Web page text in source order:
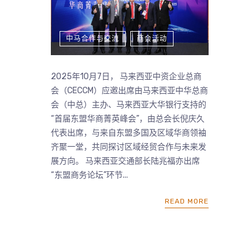
中马合作与交流 商会活动
2025年10月7日， 马来西亚中资企业总商
会（CECCM）应邀出席由马来西亚中华总商
会（中总）主办、马来西亚大华银行支持的
“首届东盟华商菁英峰会”，由总会长倪庆久
代表出席，与来自东盟多国及区域华商领袖
齐聚一堂，共同探讨区域经贸合作与未来发
展方向。 马来西亚交通部长陆兆福亦出席
“东盟商务论坛”环节...
READ MORE